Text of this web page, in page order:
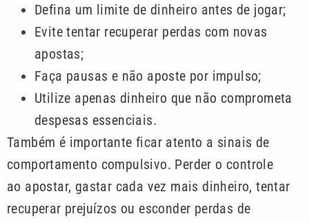
Defina um limite de dinheiro antes de jogar;
Evite tentar recuperar perdas com novas
apostas;
Faça pausas e não aposte por impulso;
Utilize apenas dinheiro que não comprometa
despesas essenciais.
Também é importante ficar atento a sinais de
comportamento compulsivo. Perder o controle
ao apostar, gastar cada vez mais dinheiro, tentar
recuperar prejuízos ou esconder perdas de